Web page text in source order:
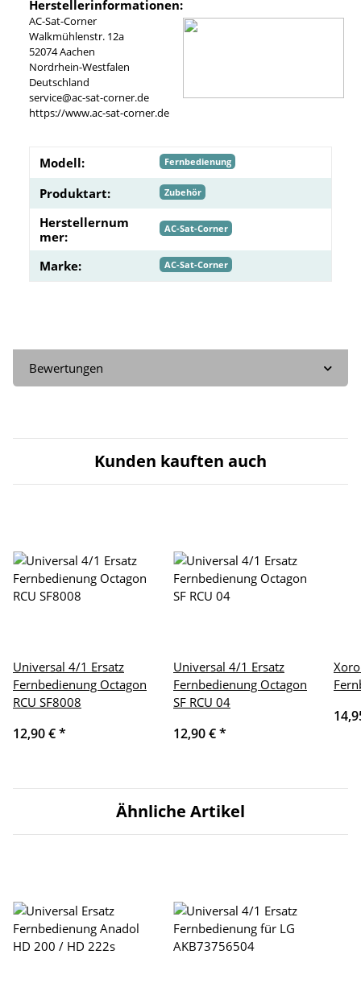
Herstellerinformationen:
AC-Sat-Corner
Walkmühlenstr. 12a
52074 Aachen
Nordrhein-Westfalen
Deutschland
service@ac-sat-corner.de
https://www.ac-sat-corner.de
Modell: Fernbedienung
Produktart: Zubehör
Herstellernum
mer:
AC-Sat-Corner
Marke: AC-Sat-Corner
Bewertungen
Kunden kauften auch
Universal 4/1 Ersatz
Fernbedienung Octagon
RCU SF8008
12,90 €*
Universal 4/1 Ersatz
Fernbedienung Octagon
SF RCU 04
12,90 €*
Ähnliche Artikel